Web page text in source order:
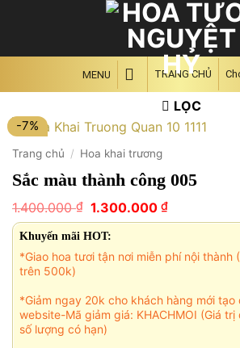
MENU TRANG CHỦ
LỌC
-7%
Trang chủ / Hoa khai trương
Sắc màu thành công 005
1.400.000₫ Giá
gốc
là:
1.400.000 ₫.
1.300.000 ₫Giá
hiện
1.300.000
Khuyến mãi HOT:
*Giao hoa tươi tận nơi miễn phí nội thành
trên 500k)
*Giảm ngay 20k cho khách hàng mới tạo
website-Mã giảm giá: KHACHMOI (Giá
số lượng có hạn)